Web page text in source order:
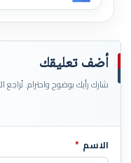
أضف تعليقك
شارك رأيك بوضوح واحترام. تُراجع
اترك هذا الحقل فارغاً
الاسم *